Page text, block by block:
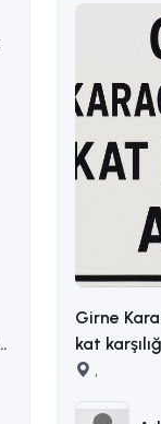
Girne
kat karşılığı arazi
AKIN
,